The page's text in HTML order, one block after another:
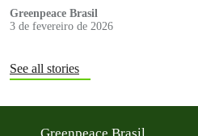
Greenpeace Brasil
3 de fevereiro de 2026
See all stories